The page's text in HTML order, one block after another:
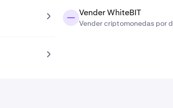
Vender WhiteBIT
Vender criptomonedas por